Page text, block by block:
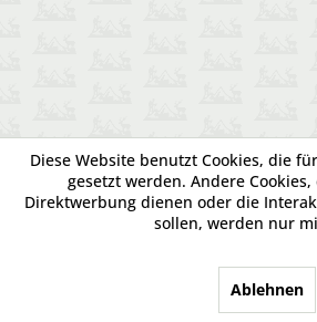
Diese Website benutzt Cookies, die
gesetzt werden. Andere
Direktwerbung dienen oder die
sollen, werden nur
Ablehnen